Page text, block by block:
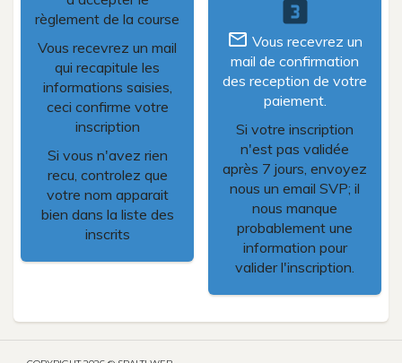
règlement de la course
Vous recevrez un mail
qui recapitule les
informations saisies,
ceci confirme votre
inscription
Si vous n'avez rien
recu, controlez que
votre nom apparait
bien dans la liste des
inscrits
looks_3
mail_outline Vous recevrez un
mail de confirmation
des reception de votre
paiement.
Si votre inscription
n'est pas validée
après 7 jours, envoyez
nous un email SVP; il
nous manque
probablement une
information pour
valider l'inscription.